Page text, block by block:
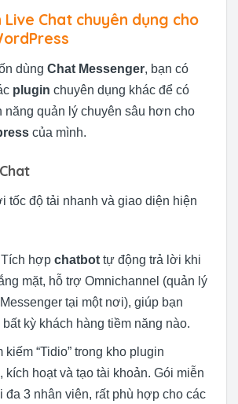
Live Chat chuyên dụng cho
dùng Chat Messenger, bạn có
plugin chuyên dụng khác để có
năng quản lý chuyên sâu hơn cho
của mình.
tốc độ tải nhanh và giao diện hiện
Tích hợp chatbottự động trả lời khi
mặt, hỗ trợ Omnichannel (quản lý
tại một nơi), giúp bạn
kỳ khách hàng tiềm năng nào.
kiếm “Tidio” trong kho plugin
, kích hoạt và tạo tài khoản. Gói miễn
đa 3 nhân viên, rất phù hợp cho các